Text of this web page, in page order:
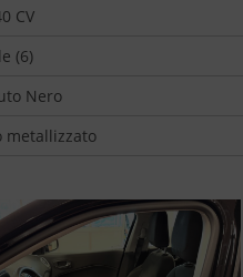
CV
(6)
Nero
metallizzato